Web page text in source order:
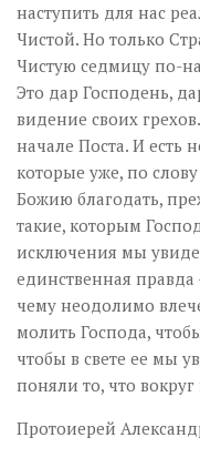
наступить для нас
Чистой. Но только
Чистую седмицу по-
Это дар Господень,
видение своих
начале Поста. И есть
которые уже, по
Божию благодать,
такие, которым
исключения мы
единственная правда
чему неодолимо
молить Господа,
чтобы в свете ее мы
поняли то, что
Протоиерей